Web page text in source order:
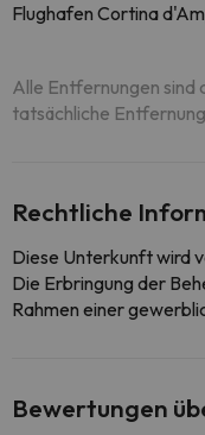
Flughafen Cortina
Alle Entfernungen sind
tatsächliche
Rechtliche
Diese Unterkunft wird
Die Erbringung der
Rahmen einer
Bewertungen